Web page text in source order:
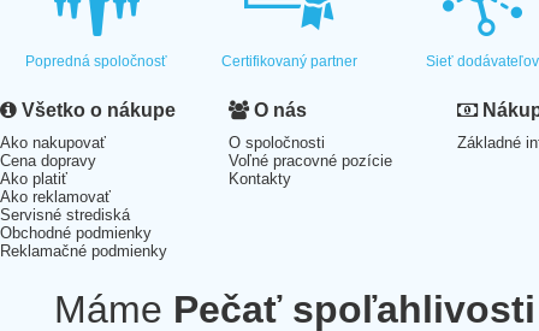
Popredná spoločnosť Certifikovaný partner Sieť dodávateľov
Všetko o nákupe
Ako nakupovať
Cena dopravy
Ako platiť
Ako reklamovať
Servisné strediská
Obchodné podmienky
Reklamačné podmienky
O nás
O spoločnosti
Voľné pracovné pozície
Kontakty
Základné
Máme Pečať spoľahlivosti